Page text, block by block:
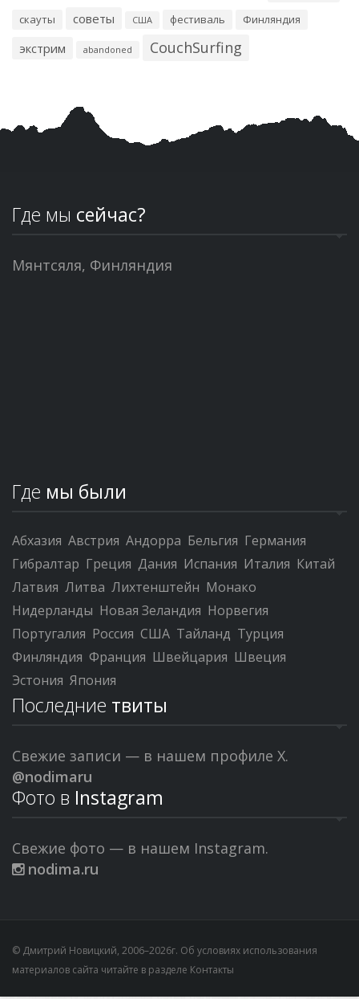
скауты советы США фестиваль Финляндия
экстрим abandoned CouchSurfing
Где мы сейчас?
Мянтсяля, Финляндия
Где мы были
Абхазия Австрия Андорра Бельгия Германия
Гибралтар Греция Дания Испания Италия Китай
Латвия Литва Лихтенштейн Монако
Нидерланды Новая Зеландия Норвегия
Португалия Россия США Тайланд Турция
Финляндия Франция Швейцария Швеция
Эстония Япония
Последние твиты
Свежие записи — в нашем профиле X.
@nodimaru
Фото в Instagram
Свежие фото — в нашем Instagram.
nodima.ru
© Дмитрий Новицкий, 2006–2026г. Об условиях использования
материалов сайта читайте в разделе Контакты